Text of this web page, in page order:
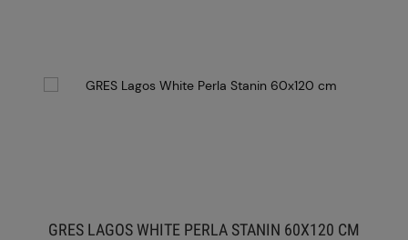
GRES LAGOS WHITE PERLA STANIN 60X120 CM